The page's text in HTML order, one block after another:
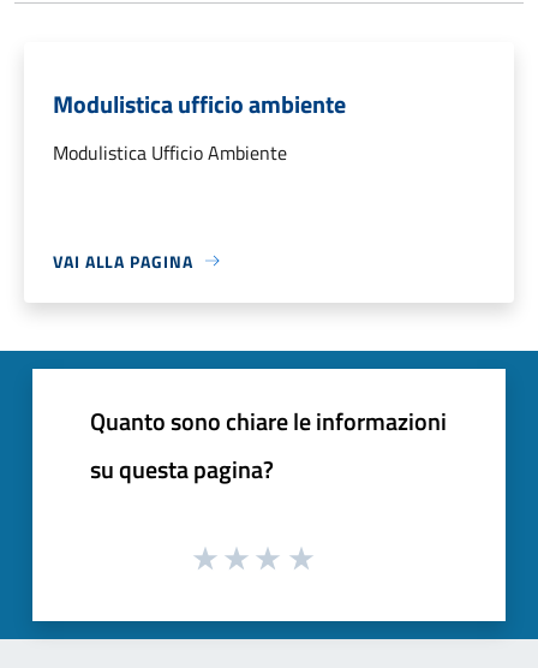
Modulistica ufficio ambiente
Modulistica Ufficio Ambiente
VAI ALLA PAGINA
Quanto sono chiare le informazioni
su questa pagina?